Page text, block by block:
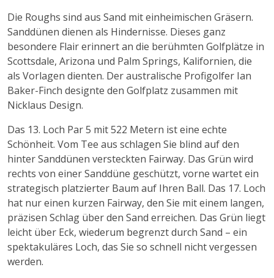
Die Roughs sind aus Sand mit einheimischen Gräsern.
Sanddünen dienen als Hindernisse. Dieses ganz
besondere Flair erinnert an die berühmten Golfplätze in
Scottsdale, Arizona und Palm Springs, Kalifornien, die
als Vorlagen dienten. Der australische Profigolfer Ian
Baker-Finch designte den Golfplatz zusammen mit
Nicklaus Design.
Das 13. Loch Par 5 mit 522 Metern ist eine echte
Schönheit. Vom Tee aus schlagen Sie blind auf den
hinter Sanddünen versteckten Fairway. Das Grün wird
rechts von einer Sanddüne geschützt, vorne wartet ein
strategisch platzierter Baum auf Ihren Ball. Das 17. Loch
hat nur einen kurzen Fairway, den Sie mit einem langen,
präzisen Schlag über den Sand erreichen. Das Grün liegt
leicht über Eck, wiederum begrenzt durch Sand – ein
spektakuläres Loch, das Sie so schnell nicht vergessen
werden.